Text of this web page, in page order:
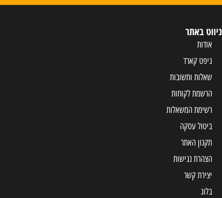
ניווט באתר
אודות
גיפט קארד
שאלות ותשובות
הרשמת לקוחות
רשימת המשאלות
ביטול עסקה
תקנון האתר
הצהרת נגישות
יצירת קשר
בלוג